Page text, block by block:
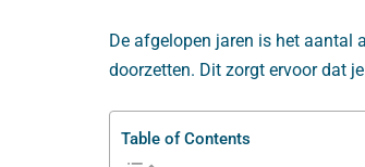
De afgelopen jaren is het aantal
doorzetten. Dit zorgt ervoor dat
Table of Contents